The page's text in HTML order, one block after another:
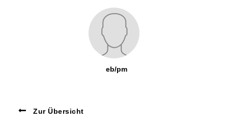
eb/pm
Zur Übersicht